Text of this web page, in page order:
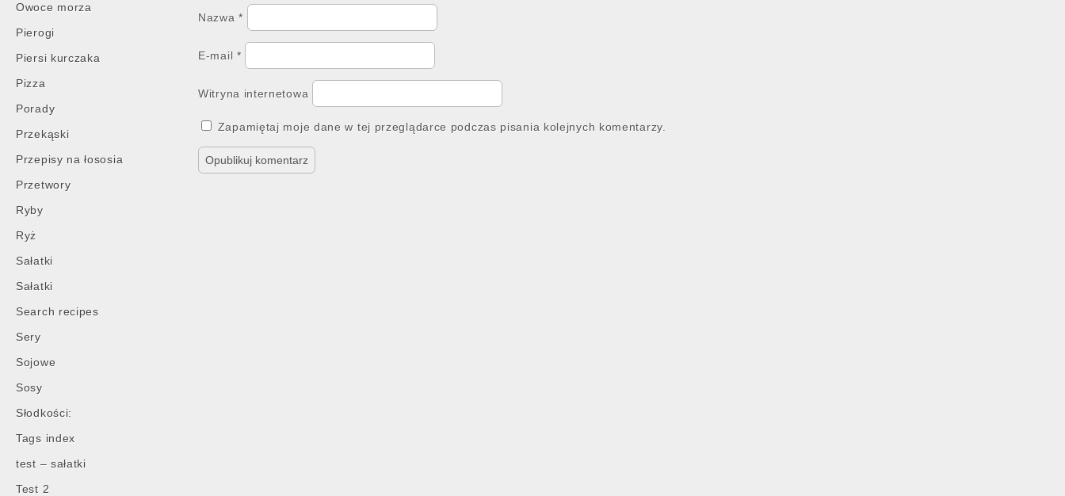
Owoce morza
Pierogi
Piersi kurczaka
Pizza
Porady
Przekąski
Przepisy na łososia
Przetwory
Ryby
Ryż
Sałatki
Sałatki
Search recipes
Sery
Sojowe
Sosy
Słodkości:
Tags index
test – sałatki
Test 2
Nazwa*
E-mail *
Witryna internetowa
Zapamiętaj moje dane w tej przeglądarce podczas pisania kolejnych komentarzy.